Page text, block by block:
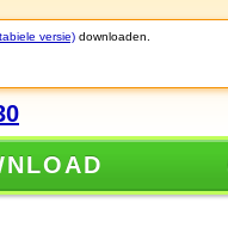
versie) downloaden.